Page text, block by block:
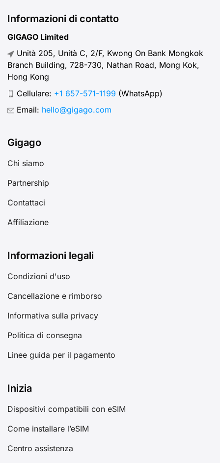
Informazioni di contatto
GIGAGO Limited
Unità 205, Unità C, 2/F, Kwong On Bank Mongkok
Branch Building, 728-730, Nathan Road, Mong Kok,
Hong Kong
Cellulare: +1 657-571-1199 (WhatsApp)
Email: hello@gigago.com
Gigago
Chi siamo
Partnership
Contattaci
Affiliazione
Informazioni legali
Condizioni d'uso
Cancellazione e rimborso
Informativa sulla privacy
Politica di consegna
Linee guida per il pagamento
Inizia
Dispositivi compatibili con eSIM
Come installare l’eSIM
Centro assistenza